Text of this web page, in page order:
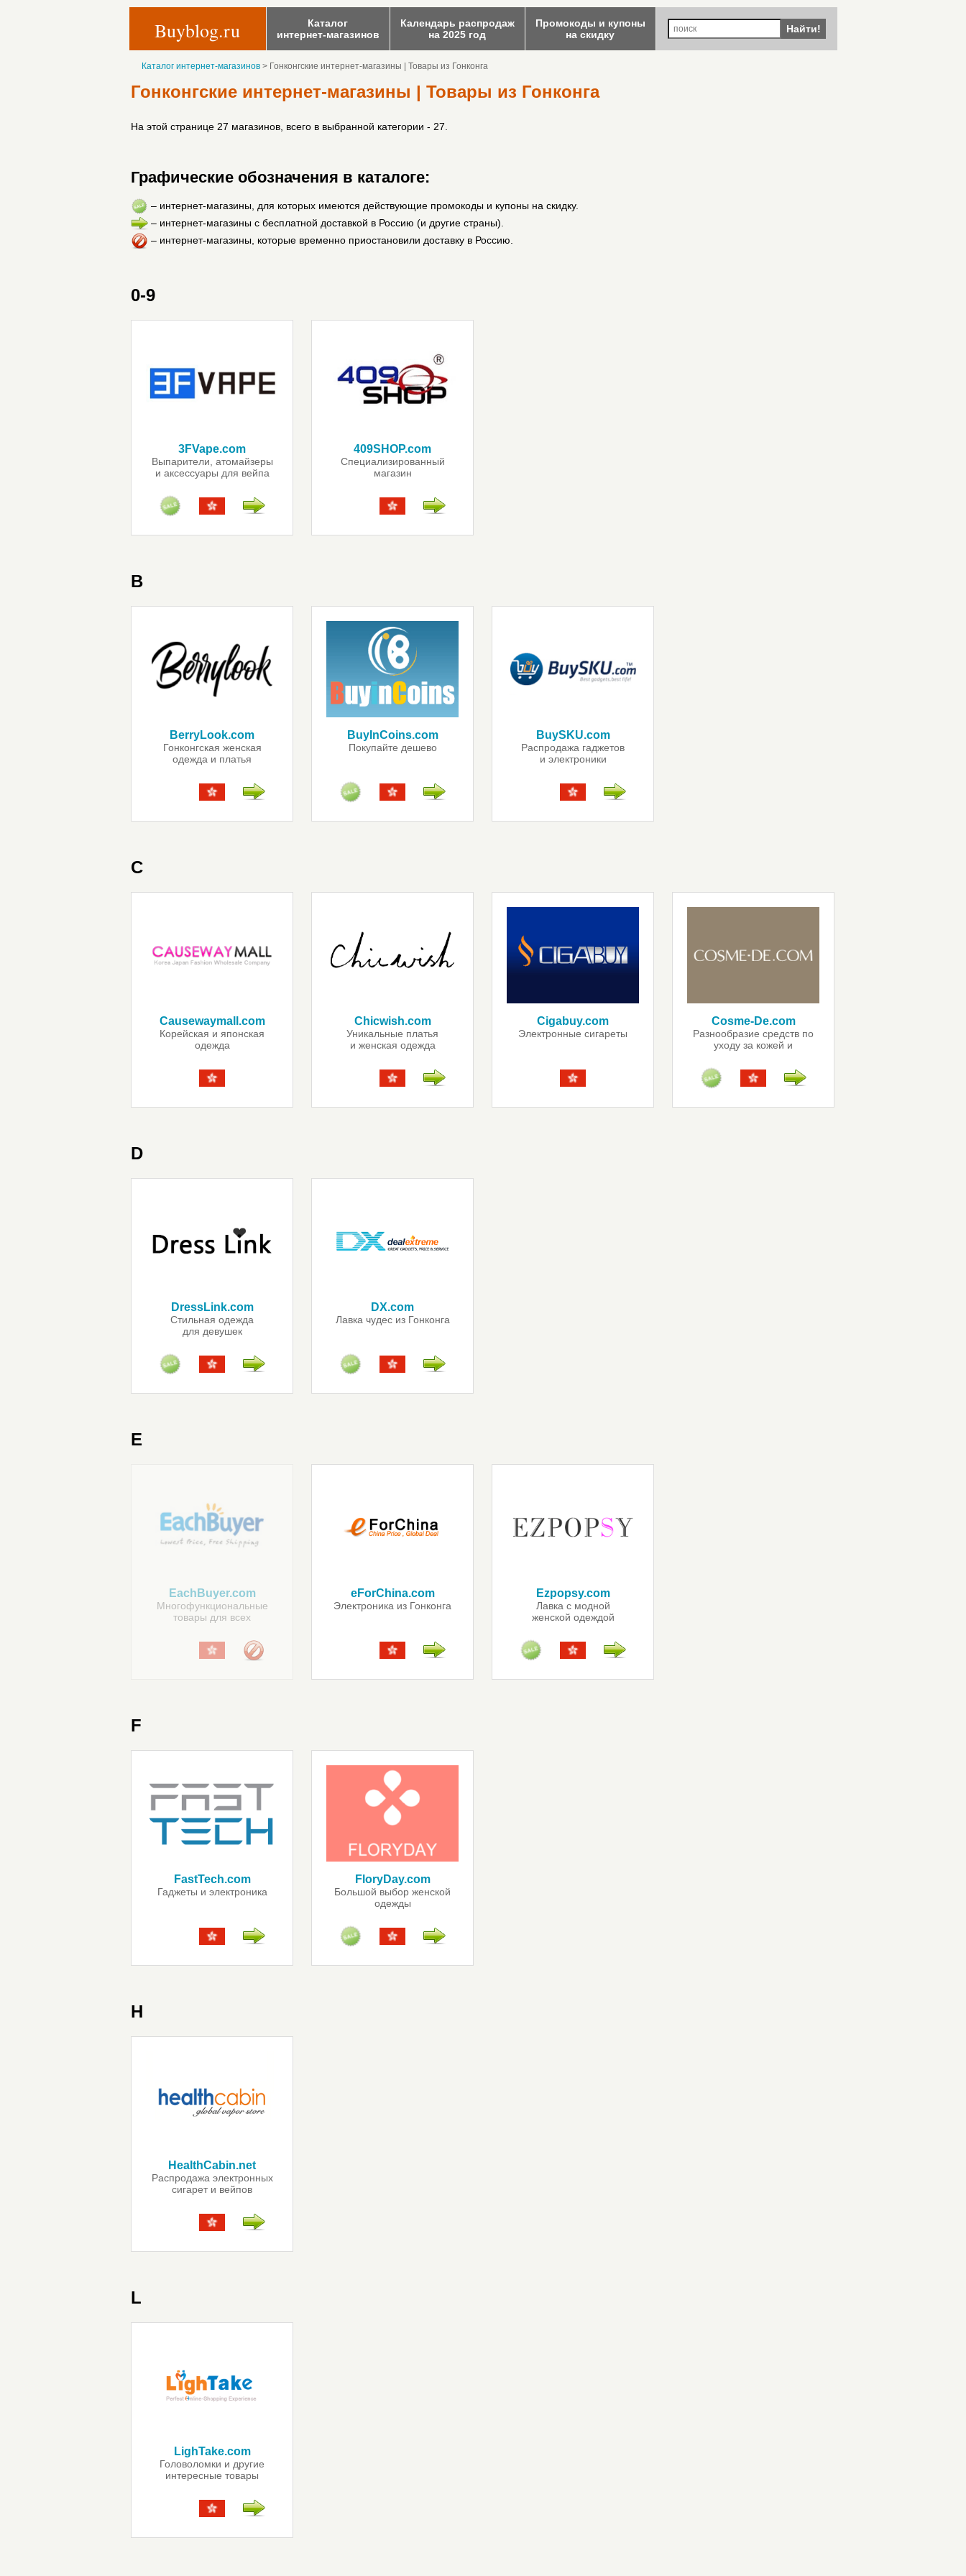
Buyblog.ru
Каталог
интернет-магазинов
Календарь распродаж
на 2025 год
Промокоды и купоны
на скидку
Найти!
Каталог интернет-магазинов > Гонконгские интернет-магазины | Товары из Гонконга
Гонконгские интернет-магазины | Товары из Гонконга
На этой странице 27 магазинов, всего в выбранной категории - 27.
Графические обозначения в каталоге:
– интернет-магазины, для которых имеются действующие промокоды и купоны на скидку.
– интернет-магазины с бесплатной доставкой в Россию (и другие страны).
– интернет-магазины, которые временно приостановили доставку в Россию.
0-9
3FVape.com
Выпарители, атомайзеры
и аксессуары для вейпа
409SHOP.com
Специализированный
магазин
B
BerryLook.com
Гонконгская женская
одежда и платья
BuyInCoins.com
Покупайте дешево
BuySKU.com
Распродажа гаджетов
и электроники
C
Causewaymall.com
Корейская и японская
одежда
Chicwish.com
Уникальные платья
и женская одежда
Cigabuy.com
Электронные сигареты
Cosme-De.com
Разнообразие средств по
уходу за кожей и
D
DressLink.com
Стильная одежда
для девушек
DX.com
Лавка чудес из Гонконга
E
EachBuyer.com
Многофункциональные
товары для всех
eForChina.com
Электроника из Гонконга
Ezpopsy.com
Лавка с модной
женской одеждой
F
FastTech.com
Гаджеты и электроника
FloryDay.com
Большой выбор женской
одежды
H
HealthCabin.net
Распродажа электронных
сигарет и вейпов
L
LighTake.com
Головоломки и другие
интересные товары